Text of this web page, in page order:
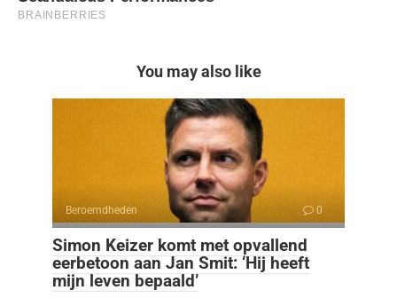
You may also like
Beroemdheden 0
Simon Keizer komt met opvallend
eerbetoon aan Jan Smit: ‘Hij heeft
mijn leven bepaald’